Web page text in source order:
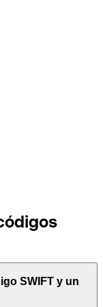
SWIFT y un